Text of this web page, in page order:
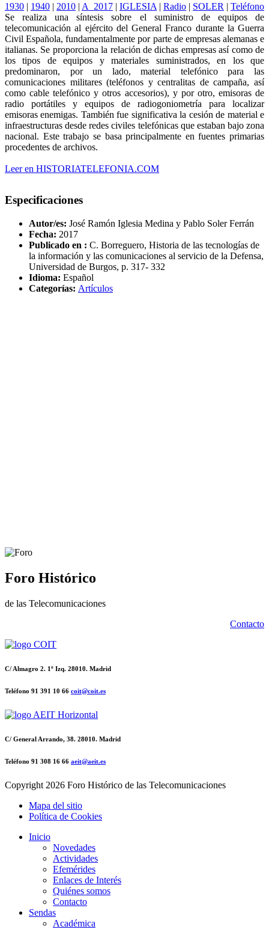
1930 | 1940 | 2010 | A_2017 | IGLESIA| Radio | SOLER | Teléfono
Se realiza una síntesis sobre el suministro de equipos de
telecomunicación al ejército del General Franco durante la Guerra
Civil Española, fundamentalmente por parte de empresas alemanas e
italianas. Se proporciona la relación de dichas empresas así como de
los tipos de equipos y materiales suministrados, en los que
predominaron, por un lado, material telefónico para las
comunicaciones militares (teléfonos y centralitas de campaña, así
como cable telefónico y otros accesorios), y por otro, emisoras de
radio portátiles y equipos de radiogoniometría para localizar
emisoras enemigas. También fue significativa la cesión de material e
infraestructuras desde redes civiles telefónicas que estaban bajo zona
nacional. Este trabajo se basa principalmente en fuentes primarias
procedentes de archivos.
Leer en HISTORIATELEFONIA.COM
Especificaciones
Autor/es: José Ramón Iglesia Medina y Pablo Soler Ferrán
Fecha: 2017
Publicado en : C. Borreguero, Historia de las tecnologías de
la información y las comunicaciones al servicio de la Defensa,
Universidad de Burgos, p. 317- 332
Idioma: Español
Categorías: Artículos
Foro Histórico
de las Telecomunicaciones
Contacto
C/ Almagro 2. 1º Izq. 28010. Madrid
Teléfono 91 391 10 66 coit@coit.es
C/ General Arrando, 38. 28010. Madrid
Teléfono 91 308 16 66 aeit@aeit.es
Copyright 2026 Foro Histórico de las Telecomunicaciones
Mapa del sitio
Política de Cookies
Inicio
Novedades
Actividades
Efemérides
Enlaces de Interés
Quiénes somos
Contacto
Sendas
Académica